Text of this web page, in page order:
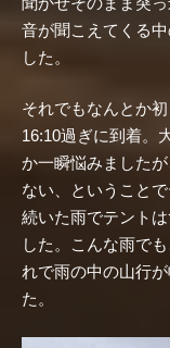
音が聞こえてくる
した。
それでもなんとか
16:10過ぎに到着。
か一瞬悩みました
ない、ということ
続いた雨でテント
した。こんな雨で
れで雨の中の山行
た。